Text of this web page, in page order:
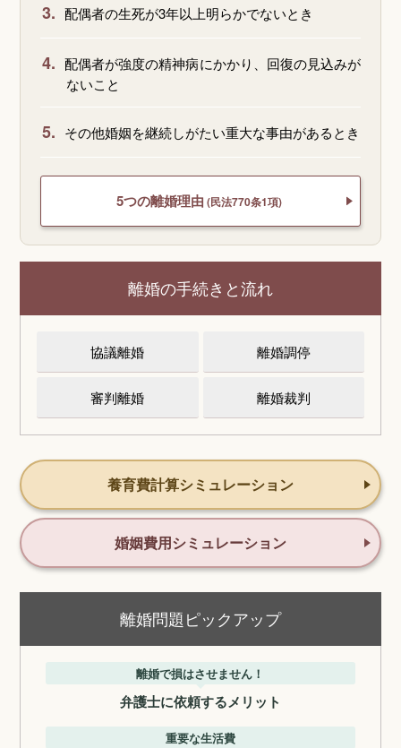
3. 配偶者の生死が3年以上明らかでないとき
4. 配偶者が強度の精神病にかかり、回復の見込みが
ないこと
5. その他婚姻を継続しがたい重大な事由があるとき
5つの離婚理由 (民法770条1項)
離婚の手続きと流れ
協議離婚 離婚調停
審判離婚 離婚裁判
養育費計算シミュレーション
婚姻費用シミュレーション
離婚問題ピックアップ
離婚で損はさせません！
弁護士に依頼するメリット
重要な生活費